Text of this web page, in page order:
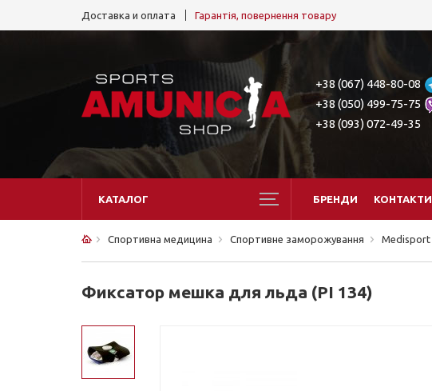
Доставка и оплата Гарантія, повернення товару
+38 (067) 448-80-08
+38 (050) 499-75-75
+38 (093) 072-49-35
КАТАЛОГ БРЕНДИ КОНТАКТИ
Спортивна медицина Спортивне заморожування Medisport
Фиксатор мешка для льда (PI 134)